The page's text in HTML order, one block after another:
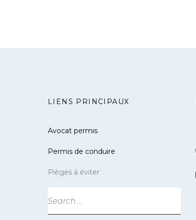
LIENS PRINCIPAUX
Avocat permis
Permis de conduire
Pièges à éviter